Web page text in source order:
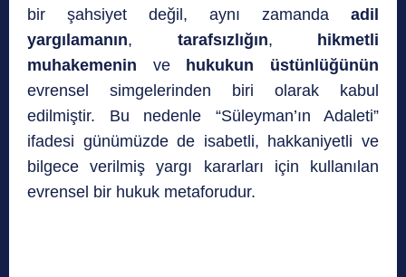
bir şahsiyet değil, aynı zamanda adil
yargılamanın, tarafsızlığın,
hikmetli
muhakemenin ve
hukukun üstünlüğünün
evrensel simgelerinden biri olarak kabul
edilmiştir. Bu nedenle “Süleyman’ın Adaleti”
ifadesi günümüzde de isabetli, hakkaniyetli ve
bilgece verilmiş yargı kararları için kullanılan
evrensel bir hukuk metaforudur.